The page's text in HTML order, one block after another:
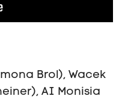
Brol), Wacek
AI Monisia